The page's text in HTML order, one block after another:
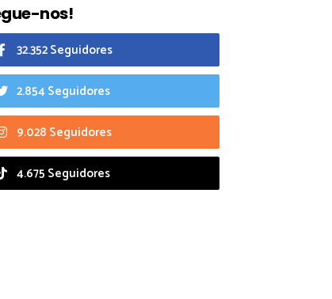
nos!
32.352 Seguidores
2.854 Seguidores
9.028 Seguidores
4.675 Seguidores